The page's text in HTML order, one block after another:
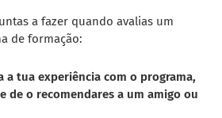
a fazer quando avalias um
de formação:
a tua experiência com o programa,
de o recomendares a um amigo ou